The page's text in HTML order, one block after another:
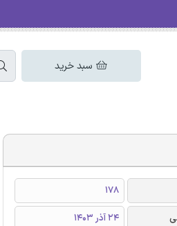
سبد خرید
178
24 آذر 1403